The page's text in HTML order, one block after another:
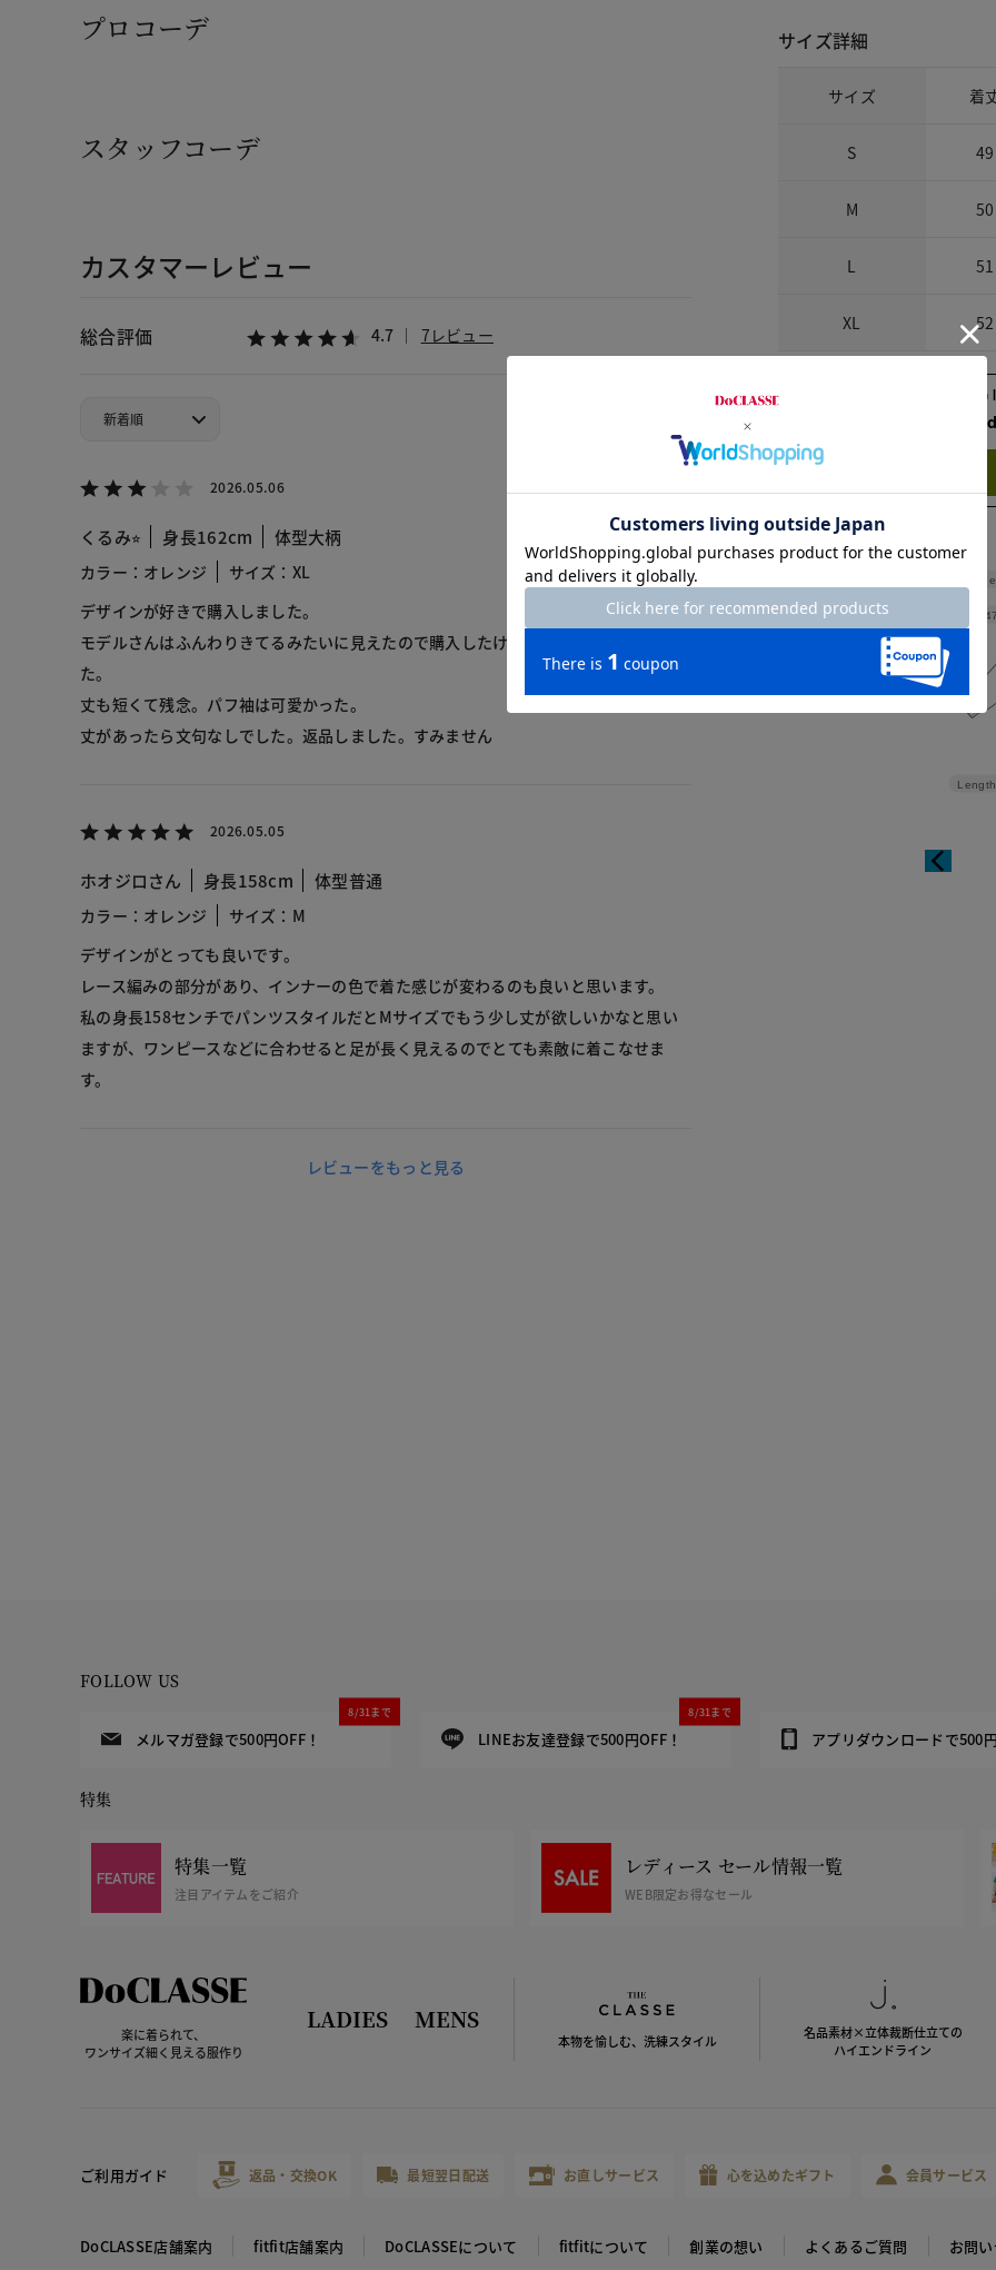
プロコーデ
スタッフコーデ
カスタマーレビュー
総合評価 4.7 7レビュー
2026.05.06
くるみ⭐︎ 身長162cm 体型大柄
カラー：オレンジ
サイズ：XL
デザインが好きで購入しました。
モデルさんはふんわりきてるみたいに見えたので購入したけど、実際は小ぶりでし
た。
丈も短くて残念。パフ袖は可愛かった。
丈があったら文句なしでした。返品しました。すみません
2026.05.05
ホオジロさん 身長158cm 体型普通
カラー：オレンジ
サイズ：M
デザインがとっても良いです。
レース編みの部分があり、インナーの色で着た感じが変わるのも良いと思います。
私の身長158センチでパンツスタイルだとMサイズでもう少し丈が欲しいかなと思い
ますが、ワンピースなどに合わせると足が長く見えるのでとても素敵に着こなせま
す。
レビューをもっと見る
サイズ詳細
サイズ 着
S 49
M 50
L 51
XL 52
Check the
Length
FOLLOW US
メルマガ登録で500円OFF！
8/31まで
LINEお友達登録で500円OFF！
8/31まで
アプリダウンロードで500
特集
特集一覧
注目アイテムをご紹介
レディース セール情報一覧
WEB限定お得なセール
楽に着られて、
ワンサイズ細く見える服作り
LADIES MENS
本物を愉しむ、洗練スタイル
名品素材×立体裁断仕立ての
ハイエンドライン
ご利用ガイド 返品・交換OK 最短翌日配送 お直しサービス 心を込めたギフト 会員サービス
DoCLASSE店舗案内 fitfit店舗案内 DoCLASSEについて fitfitについて 創業の想い よくあるご質問 お問